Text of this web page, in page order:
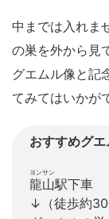
中までは入れま
の巣を外から見
グエムル像と記
てみてはいかが
おすすめグ
龍山
ヨンサン
駅下車
↓（徒歩約30